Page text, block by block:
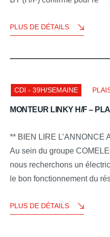
PLUS DE DÉTAILS
CDI - 39H/SEMAINE
MONTEUR LINKY H/F –
** BIEN LIRE L’ANNONCE
Au sein du groupe
nous recherchons un
le bon fonctionnement du
PLUS DE DÉTAILS